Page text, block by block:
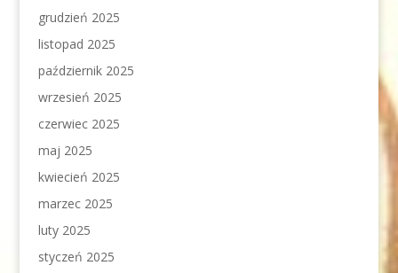
grudzień 2025
listopad 2025
październik 2025
wrzesień 2025
czerwiec 2025
maj 2025
kwiecień 2025
marzec 2025
luty 2025
styczeń 2025